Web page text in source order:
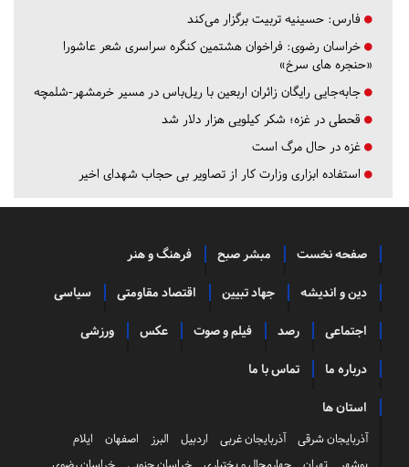
فارس: حسینیه تربیت برگزار می‌کند
خراسان رضوی: فراخوان هشتمین کنگره سراسری شعر عاشورا
«حنجره های سرخ»
جابه‌جایی رایگان زائران اربعین با ریل‌باس در مسیر خرمشهر-شلمچه
قحطی در غزه؛ شکر کیلویی هزار دلار شد
غزه در حال مرگ است
استفاده ابزاری وزارت کار از تصاویر بی حجاب شهدای اخیر
صفحه نخست مبشر صبح فرهنگ و هنر
دین و اندیشه جهاد تبیین اقتصاد مقاومتی سیاسی
اجتماعی رصد فیلم و صوت عکس ورزشی
درباره ما تماس با ما
استان ها
آذربایجان شرقی آذربایجان غربی اردبیل البرز اصفهان
ایلام